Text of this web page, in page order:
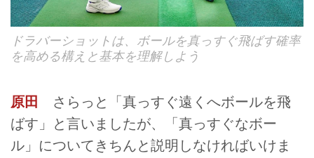
ドラバーショットは、ボールを真っすぐ飛ばす確率
を高める構えと基本を理解しよう
原田
さらっと「真っすぐ遠くへボールを飛
ばす」と言いましたが、「真っすぐなボー
ル」についてきちんと説明しなければいけま